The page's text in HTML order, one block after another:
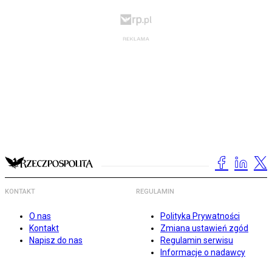
KONTAKT
O nas
Kontakt
Napisz do nas
REGULAMIN
Polityka Prywatności
Zmiana ustawień zgód
Regulamin serwisu
Informacje o nadawcy